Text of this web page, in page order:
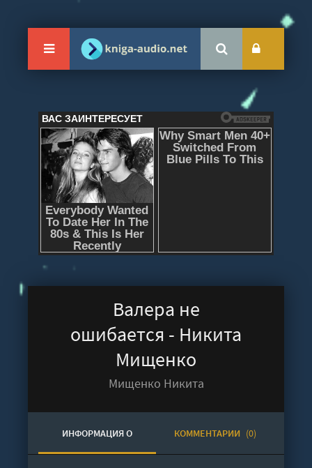
Валера не
ошибается - Никита
Мищенко
Мищенко Никита
ИНФОРМАЦИЯ О КОММЕНТАРИИ (0)